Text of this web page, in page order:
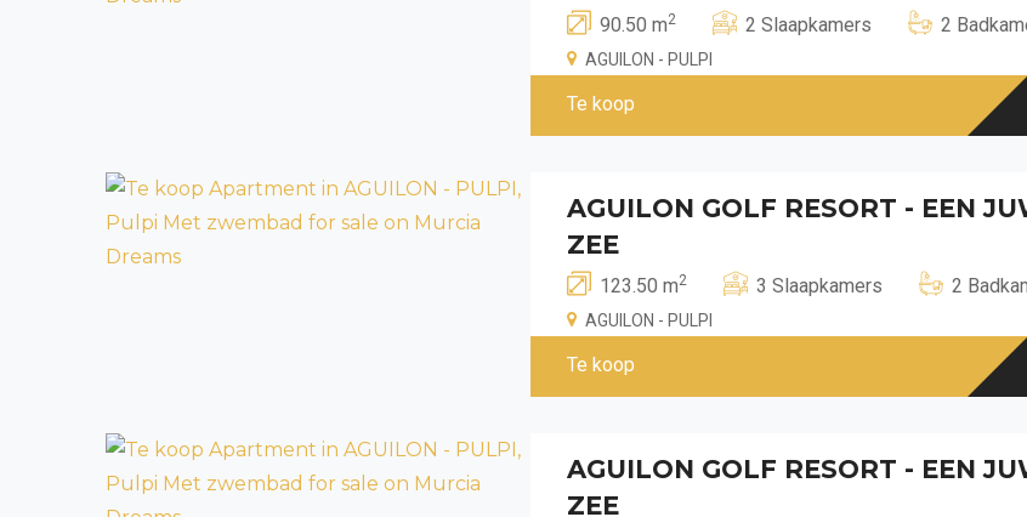
90.50 m2 2 Slaapkamers 2
AGUILON - PULPI
Te koop
AGUILON GOLF RESORT - EEN
ZEE
123.50 m2 3 Slaapkamers 2
AGUILON - PULPI
Te koop
AGUILON GOLF RESORT - EEN
ZEE